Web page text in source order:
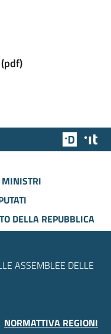
Team
MINISTRI
DELLA REPUBBLICA
ASSEMBLEE DELLE
NORMATTIVA REGIONI